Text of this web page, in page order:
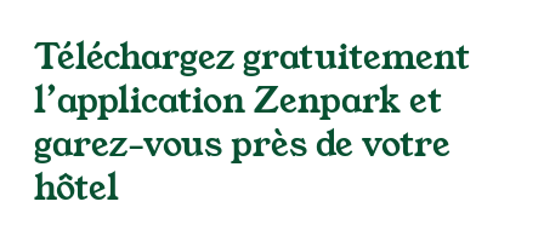
Paris - Bastille - Thiéré
15 passage Thiéré
Paris
4,0 (259 avis)
Téléchargez gratuitement
l’application Zenpark et
garez-vous près de votre
hôtel